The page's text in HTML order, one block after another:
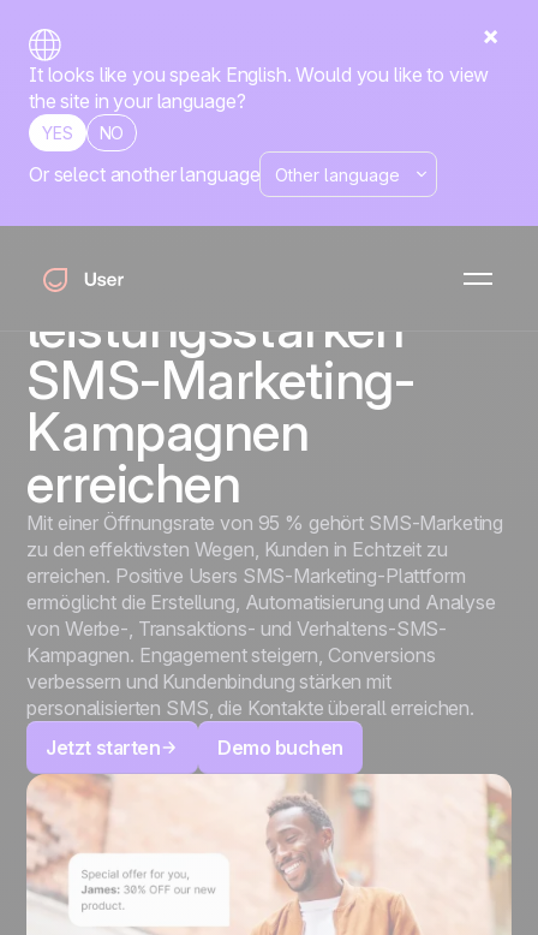
It looks like you speak English. Would you like to view
the site in your language?
YES NO
Or select another language
SMS Marketing
Ihre Zielgruppe
sofort mit
leistungsstarken
SMS-Marketing-
Kampagnen
erreichen
Mit einer Öffnungsrate von 95 % gehört SMS-Marketing
zu den effektivsten Wegen, Kunden in Echtzeit zu
erreichen. Positive Users SMS-Marketing-Plattform
ermöglicht die Erstellung, Automatisierung und Analyse
von Werbe-, Transaktions- und Verhaltens-SMS-
Kampagnen. Engagement steigern, Conversions
verbessern und Kundenbindung stärken mit
personalisierten SMS, die Kontakte überall erreichen.
Jetzt starten
Demo buchen